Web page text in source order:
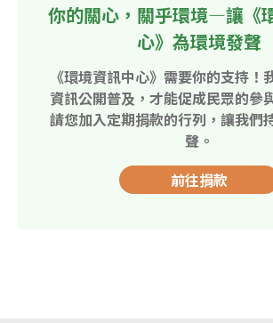
你的關心，關乎環境—讓《
心》為環境發聲
《環境資訊中心》需要你的支持！
資訊公開普及，才能促成民眾的參
請您加入定期捐款的行列，讓我們
聲。
前往捐款